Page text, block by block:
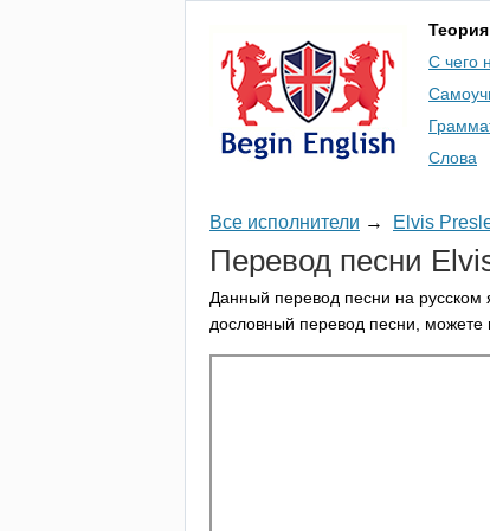
Теория
С чего
Слова
Все исполнители → Elvis
Перевод песни
Данный перевод песни на русском
дословный перевод песни, можете